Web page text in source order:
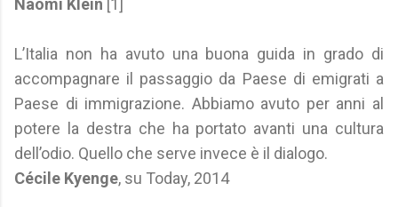
Naomi Klein [1]
L’Italia non ha avuto una buona guida in grado di
accompagnare il passaggio da Paese di emigrati a
Paese di immigrazione. Abbiamo avuto per anni al
potere la destra che ha portato avanti una cultura
dell’odio. Quello che serve invece è il dialogo.
Cécile Kyenge, su Today, 2014